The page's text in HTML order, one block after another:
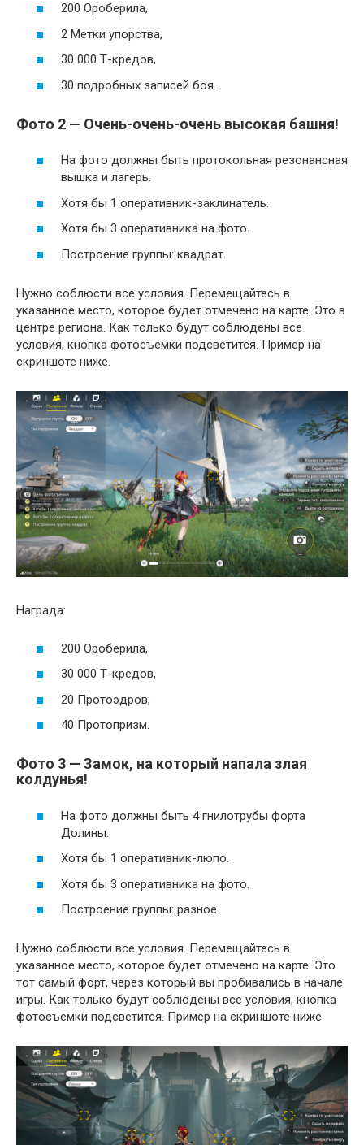
200 Ороберила,
2 Метки упорства,
30 000 Т-кредов,
30 подробных записей боя.
Фото 2 — Очень-очень-очень высокая башня!
На фото должны быть протокольная резонансная
вышка и лагерь.
Хотя бы 1 оперативник-заклинатель.
Хотя бы 3 оперативника на фото.
Построение группы: квадрат.
Нужно соблюсти все условия. Перемещайтесь в
указанное место, которое будет отмечено на карте. Это в
центре региона. Как только будут соблюдены все
условия, кнопка фотосъемки подсветится. Пример на
скриншоте ниже.
Награда:
200 Ороберила,
30 000 Т-кредов,
20 Протоэдров,
40 Протопризм.
Фото 3 — Замок, на который напала злая
колдунья!
На фото должны быть 4 гнилотрубы форта
Долины.
Хотя бы 1 оперативник-люпо.
Хотя бы 3 оперативника на фото.
Построение группы: разное.
Нужно соблюсти все условия. Перемещайтесь в
указанное место, которое будет отмечено на карте. Это
тот самый форт, через который вы пробивались в начале
игры. Как только будут соблюдены все условия, кнопка
фотосъемки подсветится. Пример на скриншоте ниже.